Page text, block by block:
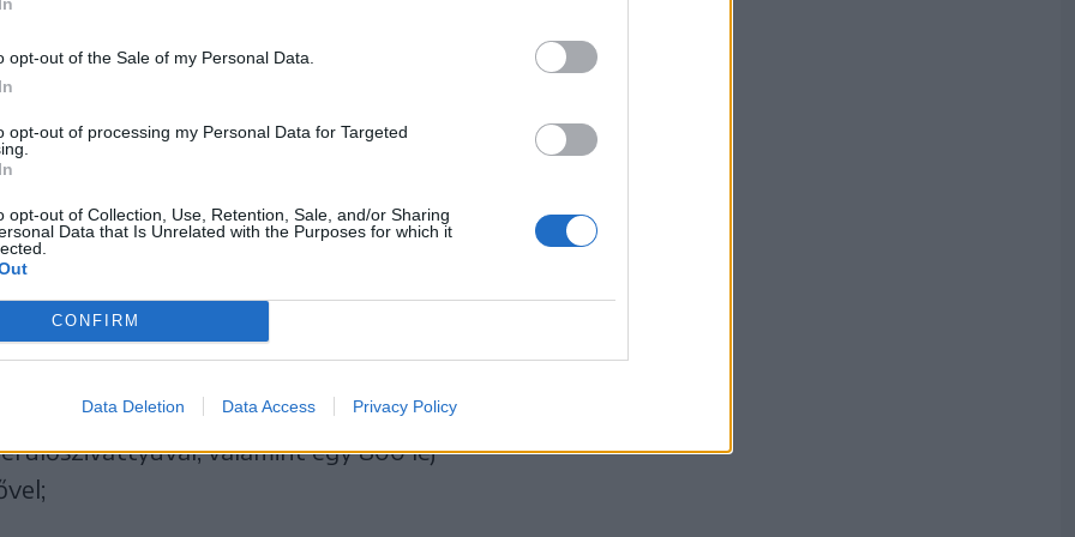
opt-out of the Sale of my Personal Data.
opt-out of processing my Personal Data for Targeted
opt-out of Collection, Use, Retention, Sale, and/or Sharing
Data that Is Unrelated with the Purposes for which it
CONFIRM
Data Deletion Data Access Privacy Policy
felhasználhatóak.
a nap végi nyereményeink is
mik ezek:
6 darab 250 lej értékű bőségkosár keresi
vásárlási utalvánnyal kedveskedik egy
egy-egy hallgatót örvendeztet meg
valamint egy 800 lej